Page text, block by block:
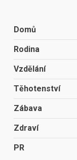
Domů
Rodina
Vzdělání
Těhotenství
Zábava
Zdraví
PR